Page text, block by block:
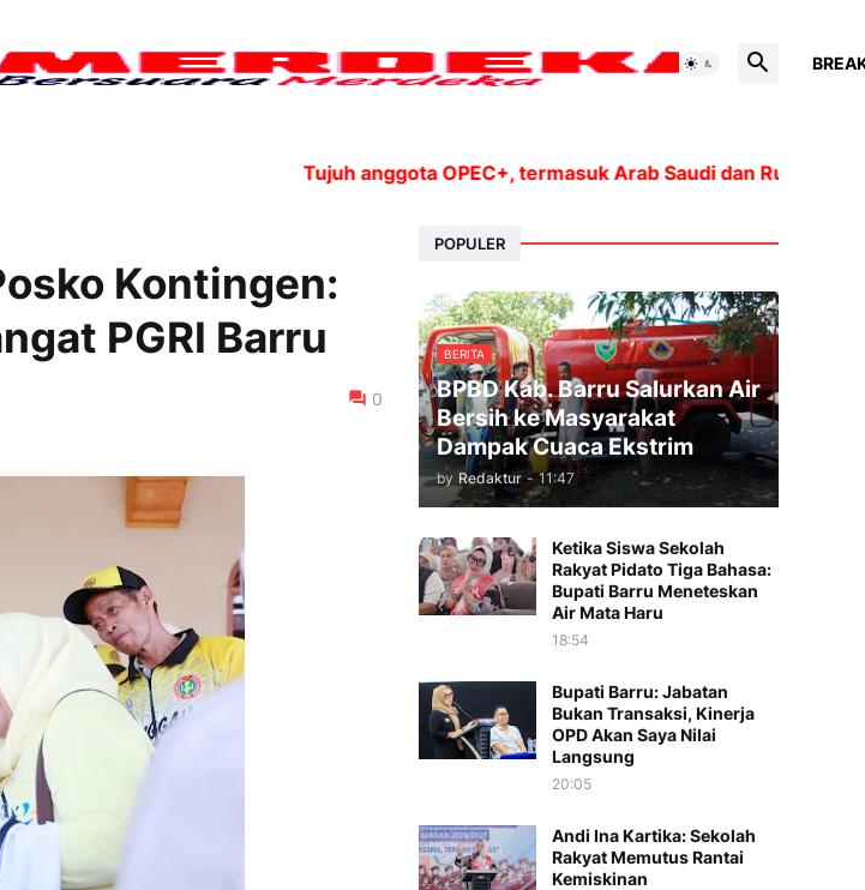
Tujuh anggota OPEC+, termasuk Arab Saudi dan Rusia, akan
Kontingen:
PGRI Barru
0
POPULER
BERITA
BPBD Kab. Barru Salurkan Air
Bersih ke Masyarakat
Dampak Cuaca Ekstrim
by Redaktur - 11:47
Ketika Siswa Sekolah
Rakyat Pidato Tiga Bahasa:
Bupati Barru Meneteskan
Air Mata Haru
18:54
Bupati Barru: Jabatan
Bukan Transaksi, Kinerja
OPD Akan Saya Nilai
Langsung
20:05
Andi Ina Kartika: Sekolah
Rakyat Memutus Rantai
Kemiskinan